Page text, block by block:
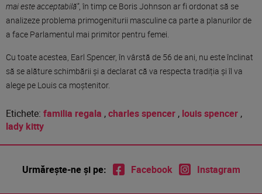
maiesteacceptabilă”, în timp ce Boris Johnson ar fi ordonat să se
analizeze problema primogeniturii masculineca partea planurilor de
a face Parlamentul mai primitor pentru femei.
Cu toate acestea, Earl Spencer, în vârstă de 56 de ani, nu este înclinat
să se alăture schimbării și a declarat că va respecta tradiția și îl va
alege pe Louis ca moștenitor.
Etichete: familia regala ,charles spencer, louis spencer,
lady kitty
Urmărește-ne și pe: Facebook Instagram